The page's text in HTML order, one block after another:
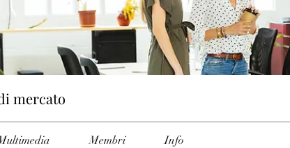
mercato
Membri Info